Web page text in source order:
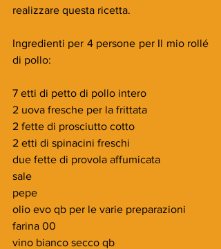
realizzare questa ricetta.
Ingredienti per 4 persone per Il mio rollé
di pollo:
7 etti di petto di pollo intero
2 uova fresche per la frittata
2 fette di prosciutto cotto
2 etti di spinacini freschi
due fette di provola affumicata
sale
pepe
olio evo qb per le varie preparazioni
farina 00
vino bianco secco qb